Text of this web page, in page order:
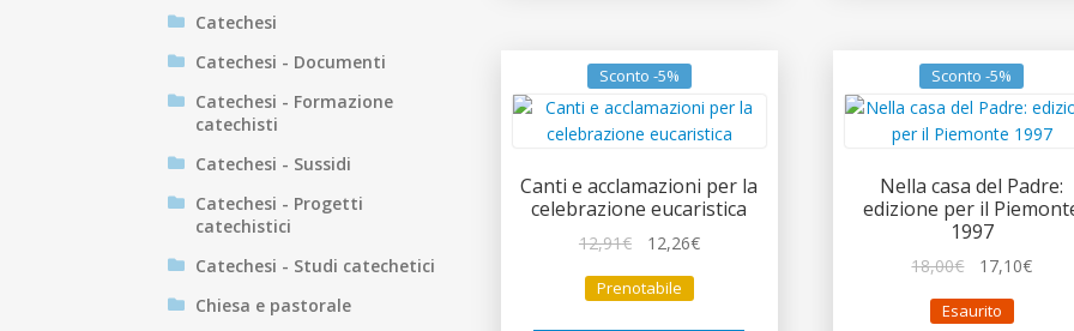
Sconto -5%
Canti e acclamazioni per la
celebrazione eucaristica
12,91€
originale
12,26€Il
Prenotabile
Sconto -5%
Nella casa del Padre:
edizione per il
1997
18,00€
originale
17,10€Il
Esaurito
Catechesi
Catechesi - Documenti
Catechesi - Formazione
catechisti
Catechesi - Sussidi
Catechesi - Progetti
catechistici
Catechesi - Studi catechetici
Chiesa e pastorale